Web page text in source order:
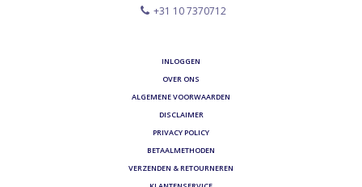
+31 10 7370712
INLOGGEN
OVER ONS
ALGEMENE VOORWAARDEN
DISCLAIMER
PRIVACY POLICY
BETAALMETHODEN
VERZENDEN & RETOURNEREN